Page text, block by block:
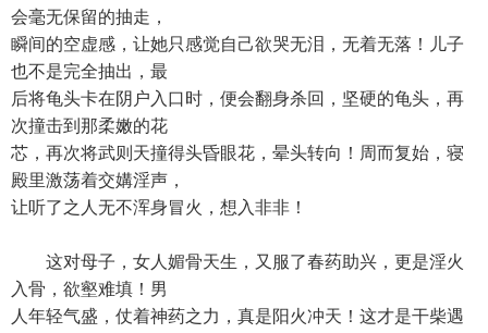
会毫无保留的抽走，
瞬间的空虚感，让她只感觉自己欲哭无泪，无着无落！儿子
也不是完全抽出，最
后将龟头卡在阴户入口时，便会翻身杀回，坚硬的龟头，再
次撞击到那柔嫩的花
芯，再次将武则天撞得头昏眼花，晕头转向！周而复始，寝
殿里激荡着交媾淫声，
让听了之人无不浑身冒火，想入非非！
这对母子，女人媚骨天生，又服了春药助兴，更是淫火
入骨，欲壑难填！男
人年轻气盛，仗着神药之力，真是阳火冲天！这才是干柴遇